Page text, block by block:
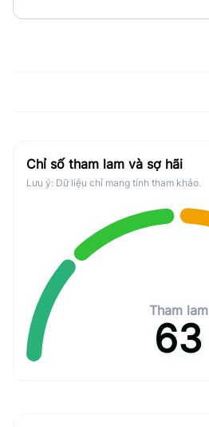
Chỉ số tham lam và sợ hãi
Lưu ý: Dữ liệu chỉ mang tính tham khảo.
Tham lam
63